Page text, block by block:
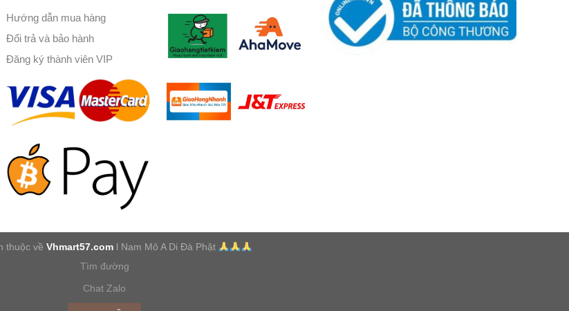
Hướng dẫn mua hàng
Đổi trả và bảo hành
Đăng ký thành viên VIP
thuộc về Vhmart57.com l Nam Mô A Di Đà Phật
Tìm đường
Chat Zalo